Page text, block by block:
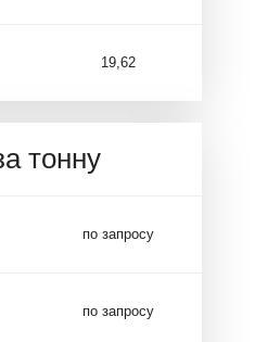
19,62
тонну
по запросу
по запросу